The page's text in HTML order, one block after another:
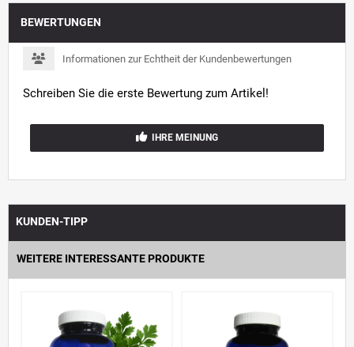
BEWERTUNGEN
Informationen zur Echtheit der Kundenbewertungen
Schreiben Sie die erste Bewertung zum Artikel!
IHRE MEINUNG
KUNDEN-TIPP
WEITERE INTERESSANTE PRODUKTE